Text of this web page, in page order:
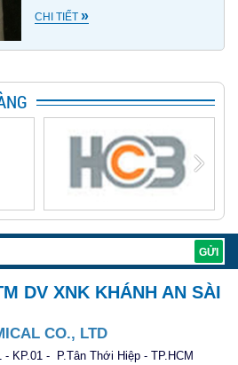
CHI TIẾT»
DV XNK KHÁNH AN SÀI
CO., LTD
KP.01 - P.Tân Thới Hiệp - TP.HCM